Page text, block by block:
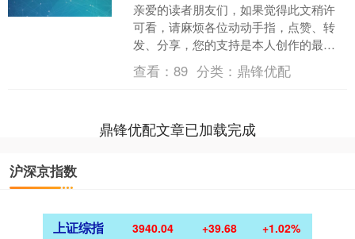
亲爱的读者朋友们，如果觉得此文稍许
可看，请麻烦各位动动手指，点赞、转
发、分享，您的支持是本人创作的最大
动力，感恩！感谢！ 今日市场大V名言；
我觉得做股票有两个问....
查看：89 分类： 鼎锋优配
鼎锋优配文章已加载完成
沪深京指数
上证综指 3940.04 +39.68 +1.02%